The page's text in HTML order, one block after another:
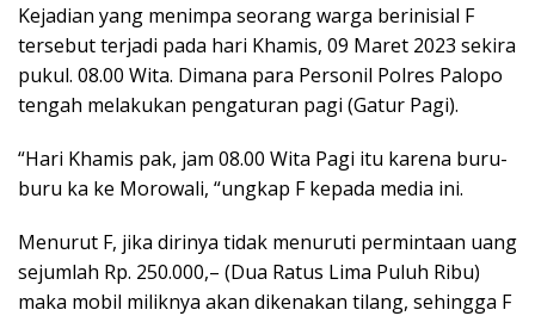
Kejadian yang menimpa seorang warga berinisial F
tersebut terjadi pada hari Khamis, 09 Maret 2023 sekira
pukul. 08.00 Wita. Dimana para Personil Polres Palopo
tengah melakukan pengaturan pagi (Gatur Pagi).
“Hari Khamis pak, jam 08.00 Wita Pagi itu karena buru-
buru ka ke Morowali, “ungkap F kepada media ini.
Menurut F, jika dirinya tidak menuruti permintaan uang
sejumlah Rp. 250.000,– (Dua Ratus Lima Puluh Ribu)
maka mobil miliknya akan dikenakan tilang, sehingga F